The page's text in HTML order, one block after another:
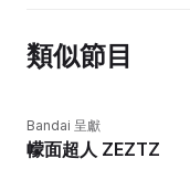
類似節目
Bandai 呈獻
幪面超人 ZEZTZ